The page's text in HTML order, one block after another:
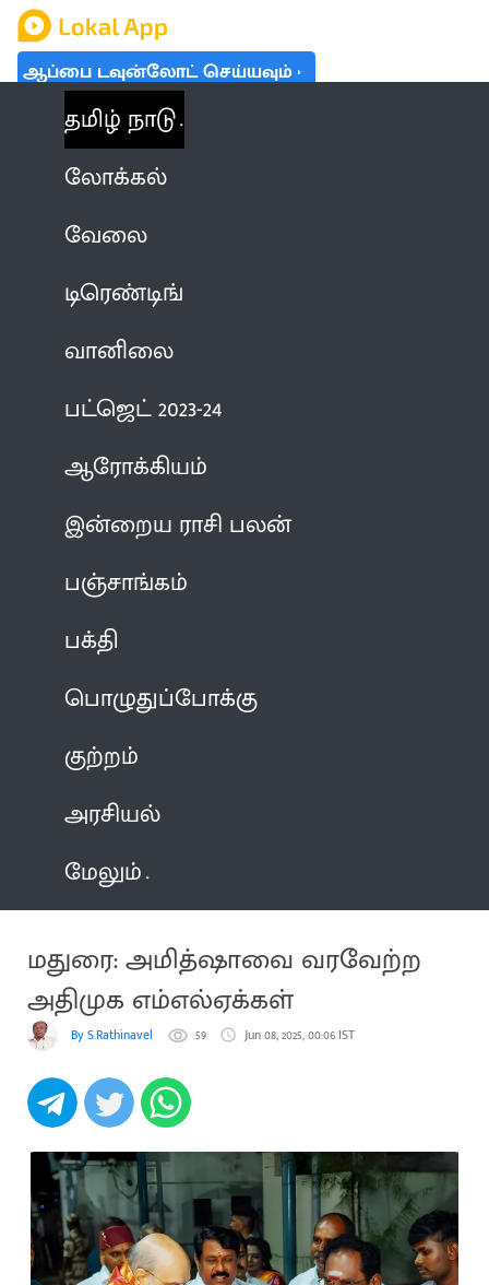
ஆப்பை டவுன்லோட் செய்யவும்
தமிழ் நாடு
லோக்கல்
வேலை
டிரெண்டிங்
வானிலை
பட்ஜெட் 2023-24
ஆரோக்கியம்
இன்றைய ராசி பலன்
பஞ்சாங்கம்
பக்தி
பொழுதுப்போக்கு
குற்றம்
அரசியல்
மேலும்
மதுரை: அமித்ஷாவை வரவேற்ற
அதிமுக எம்எல்ஏக்கள்
By S.Rathinavel 59 Jun 08, 2025, 00:06 IST